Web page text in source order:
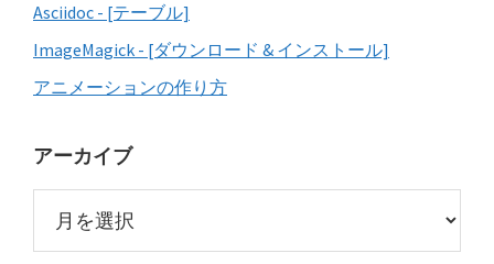
Asciidoc - [テーブル]
ImageMagick - [ダウンロード & インストール]
アニメーションの作り方
アーカイブ
カ